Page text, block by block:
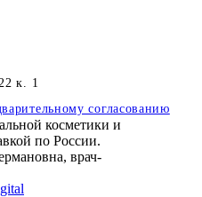
к. 1
согласованию
косметики и
по России.
врач-